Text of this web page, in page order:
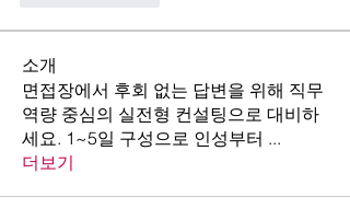
소개
면접장에서 후회 없는 답변을 위해 직무
역량 중심의 실전형 컨설팅으로 대비하
세요. 1~5일 구성으로 인성부터 ...
더보기